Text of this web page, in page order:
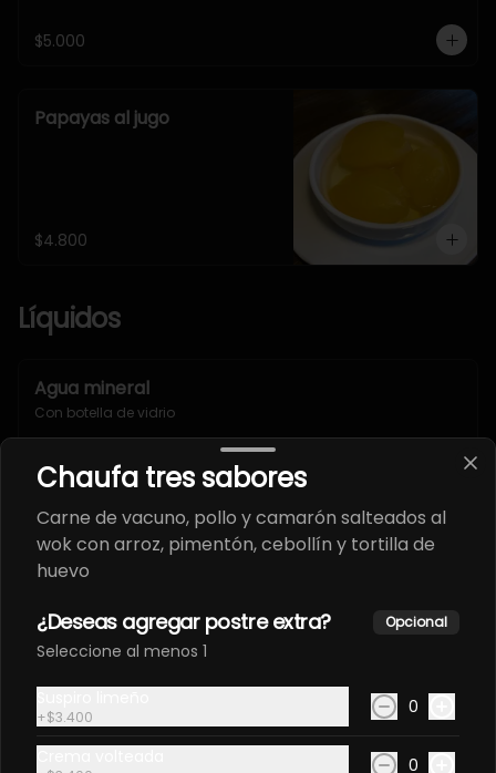
$5.000
Papayas al jugo
$4.800
Líquidos
Agua mineral
Con botella de vidrio
$2.800
Sabor a elección
$5.800
Chaufa tres sabores
Carne de vacuno, pollo y camarón salteados al
wok con arroz, pimentón, cebollín y tortilla de
huevo
¿Deseas agregar postre extra? Opcional
Seleccione al menos 1
+$3.400 0
0